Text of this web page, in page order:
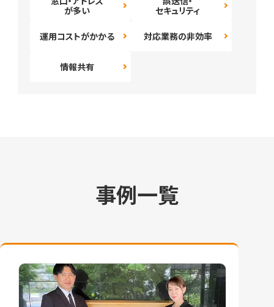
が多い
セキュリティ
運用コストがかかる 対応業務の非効率
情報共有
事例一覧